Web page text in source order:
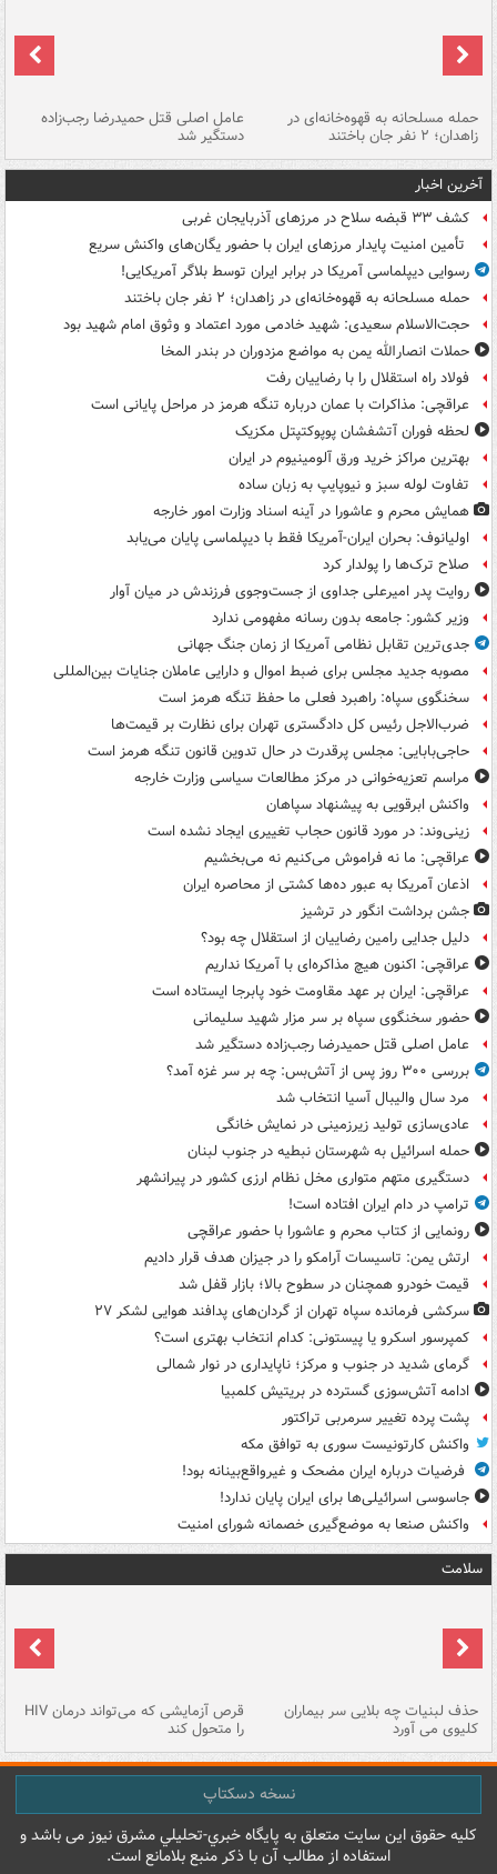
حمله مسلحانه به قهوه‌خانه‌ای در
زاهدان؛ ۲ نفر جان باختند
عامل اصلی قتل حمیدرضا رجب‌زاده
دستگیر شد
آخرین اخبار
کشف ۳۳ قبضه سلاح در مرزهای آذربایجان غربی
تأمین امنیت پایدار مرزهای ایران با حضور یگان‌های واکنش سریع
رسوایی دیپلماسی آمریکا در برابر ایران توسط بلاگر آمریکایی!
حمله مسلحانه به قهوه‌خانه‌ای در زاهدان؛ ۲ نفر جان باختند
حجت‌الاسلام سعیدی: شهید خادمی مورد اعتماد و وثوق امام شهید بود
حملات انصارالله یمن به مواضع مزدوران در بندر المخا
فولاد راه استقلال را با رضاییان رفت
عراقچی: مذاکرات با عمان درباره تنگه هرمز در مراحل پایانی است
لحظه فوران آتشفشان پوپوکتپتل مکزیک
بهترین مراکز خرید ورق آلومینیوم در ایران
تفاوت لوله سبز و نیوپایپ به زبان ساده
همایش محرم و عاشورا در آینه اسناد وزارت امور خارجه
اولیانوف: بحران ایران-آمریکا فقط با دیپلماسی پایان می‌یابد
صلاح ترک‌ها را پولدار کرد
روایت پدر امیرعلی جداوی از جست‌وجوی فرزندش در میان آوار
وزیر کشور: جامعه بدون رسانه مفهومی ندارد
جدی‌ترین تقابل نظامی آمریکا از زمان جنگ جهانی
مصوبه جدید مجلس برای ضبط اموال و دارایی عاملان جنایات بین‌المللی
سخنگوی سپاه: راهبرد فعلی ما حفظ تنگه هرمز است
ضرب‌الاجل رئیس کل دادگستری تهران برای نظارت بر قیمت‌ها
حاجی‌بابایی: مجلس پرقدرت در حال تدوین قانون تنگه هرمز است
مراسم تعزیه‌خوانی در مرکز مطالعات سیاسی وزارت خارجه
واکنش ابرقویی به پیشنهاد سپاهان
زینی‌وند: در مورد قانون حجاب تغییری ایجاد نشده است
عراقچی: ما نه فراموش می‌کنیم نه می‌بخشیم
اذعان آمریکا به عبور ده‌ها کشتی از محاصره ایران
جشن برداشت انگور در ترشیز
دلیل جدایی رامین رضاییان از استقلال چه بود؟
عراقچی: اکنون هیچ مذاکره‌ای با آمریکا نداریم
عراقچی: ایران بر عهد مقاومت خود پابرجا ایستاده است
حضور سخنگوی سپاه بر سر مزار شهید سلیمانی
عامل اصلی قتل حمیدرضا رجب‌زاده دستگیر شد
بررسی ۳۰۰ روز پس از آتش‌بس: چه بر سر غزه آمد؟
مرد سال والیبال آسیا انتخاب شد
عادی‌سازی تولید زیرزمینی در نمایش خانگی
حمله اسرائیل به شهرستان نبطیه در جنوب لبنان
دستگیری متهم متواری مخل نظام ارزی کشور در پیرانشهر
ترامپ در دام ایران افتاده است!
رونمایی از کتاب محرم و عاشورا با حضور عراقچی
ارتش یمن: تاسیسات آرامکو را در جیزان هدف قرار دادیم
قیمت خودرو همچنان در سطوح بالا؛ بازار قفل شد
سرکشی فرمانده سپاه تهران از گردان‌های پدافند هوایی لشکر ۲۷
کمپرسور اسکرو یا پیستونی: کدام انتخاب بهتری است؟
گرمای شدید در جنوب و مرکز؛ ناپایداری در نوار شمالی
ادامه آتش‌سوزی گسترده در بریتیش کلمبیا
پشت پرده تغییر سرمربی تراکتور
واکنش کارتونیست سوری به توافق مکه
فرضیات درباره ایران مضحک و غیرواقع‌بینانه بود!
جاسوسی اسرائیلی‌ها برای ایران پایان ندارد!
واکنش صنعا به موضع‌گیری خصمانه شورای امنیت
سلامت
حذف لبنیات چه بلایی سر بیماران
کلیوی می آورد
قرص آزمایشی که می‌تواند درمان HIV
را متحول کند
نسخه دسکتاپ
کليه حقوق اين سايت متعلق به پایگاه خبري-تحليلي مشرق نيوز می باشد و
استفاده از مطالب آن با ذکر منبع بلامانع است.